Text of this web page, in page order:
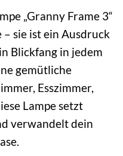
„Granny Frame 3“
– sie ist ein Ausdruck
Blickfang in jedem
gemütliche
Esszimmer,
Lampe setzt
verwandelt dein